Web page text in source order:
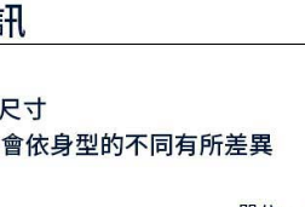
「AFTEE先享後付」時，將依據個別帳號之用
予不同之上限額度；若仍有額度不足之情形，
戶進行身份認證。